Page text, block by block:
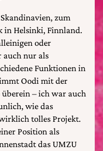
zum
in Helsinki, Finnland.
oder
auch nur als
Funktionen in
Oodi mit der
– ich war auch
wie das
tolles Projekt.
Position als
das UMZU